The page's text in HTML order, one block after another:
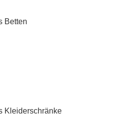
Betten
Kleiderschränke